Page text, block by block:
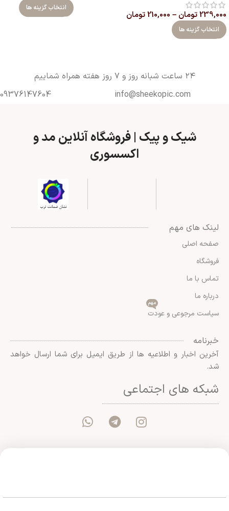
239,000تومان –
210,000تومان
انتخاب گزینه ها
انتخاب گزینه ها
۲۴ ساعت شبانه روز و ۷ روز هفته همراه شماییم
info@sheekopic.com
09376147604
شیک و پیک | فروشگاه آنلاین مد و
اکسسوری
لینک های مهم
صفحه اصلی
فروشگاه
تماس با ما
درباره ما
سیاست مرجوعی و عودت
مهم
خبرنامه
آخرین اخبار و اطلاعیه ها از طریق ایمیل برای شما ارسال خواهد
شد.
شبکه های اجتماعی